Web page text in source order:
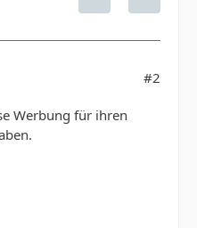
#2
Werbung für ihren